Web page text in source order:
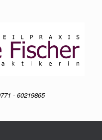
- 60219865